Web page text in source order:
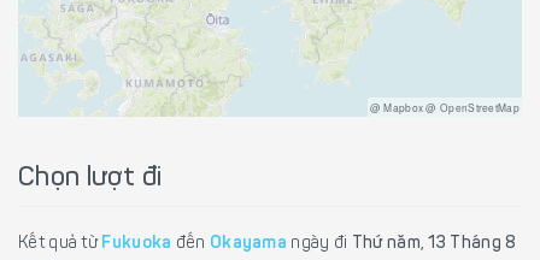
@ Mapbox @ OpenStreetMap
Chọn lượt đi
Kết quả từ Fukuoka đến Okayama ngày đi
Thứ năm, 13 Tháng 8